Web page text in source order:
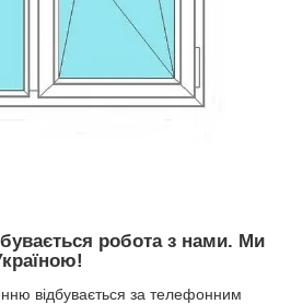
робота з нами. Ми
відбувається за телефонним